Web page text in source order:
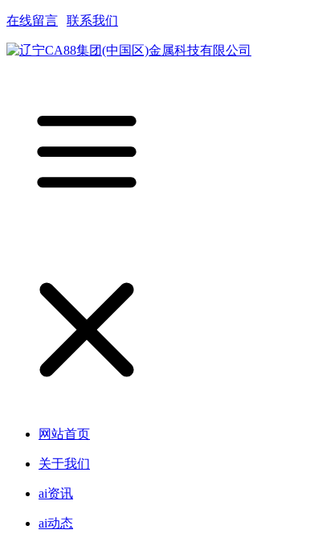
在线留言 联系我们
网站首页
关于我们
ai资讯
ai动态